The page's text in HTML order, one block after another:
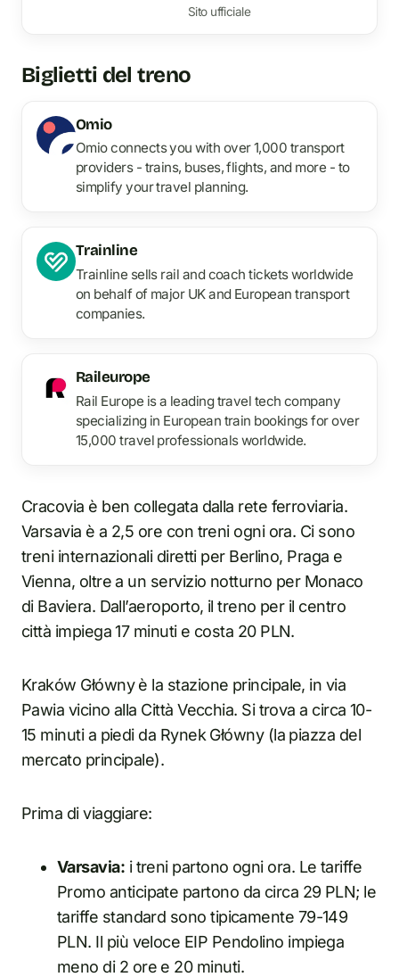
Sito ufficiale
Biglietti del treno
Omio
Omio connects you with over 1,000 transport
providers - trains, buses, flights, and more - to
simplify your travel planning.
Trainline
Trainline sells rail and coach tickets worldwide
on behalf of major UK and European transport
companies.
Raileurope
Rail Europe is a leading travel tech company
specializing in European train bookings for over
15,000 travel professionals worldwide.
Cracovia è ben collegata dalla rete ferroviaria.
Varsavia è a 2,5 ore con treni ogni ora. Ci sono
treni internazionali diretti per Berlino, Praga e
Vienna, oltre a un servizio notturno per Monaco
di Baviera. Dall’aeroporto, il treno per il centro
città impiega 17 minuti e costa 20 PLN.
Kraków Główny è la stazione principale, in via
Pawia vicino alla Città Vecchia. Si trova a circa 10-
15 minuti a piedi da Rynek Główny (la piazza del
mercato principale).
Prima di viaggiare:
Varsavia: i treni partono ogni ora. Le tariffe
Promo anticipate partono da circa 29 PLN; le
tariffe standard sono tipicamente 79-149
PLN. Il più veloce EIP Pendolino impiega
meno di 2 ore e 20 minuti.